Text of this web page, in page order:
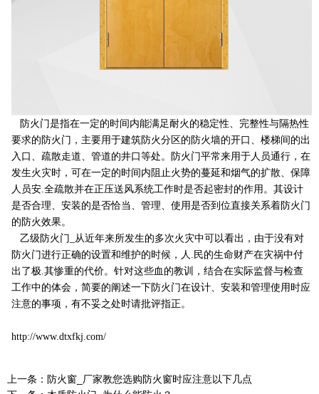
防火门是指在一定的时间内能满足耐火的稳定性、完整性与隔热性
要求的防火门，主要用于建筑防火分区的防火墙的开口、楼梯间的出
入口、疏散走道、管道的井口等处。防火门平常来用于人员通行，在
发生火灾时，可在一定的时间内阻止火势的蔓延和烟气的扩散、保障
人员安.全疏散并在正压送风系统工作时是否起密封的作用。其设计
是否合理、安装的是否恰当、管理、使用是否到位直接关系着防火门
的防火效果。
乙级防火门_从近年来所发生的多次火灾中可以看出，由于没有对
防火门进行正确的设置和维护的时候，人.民的生命财产在灾祸中付
出了极.其惨重的代价。针对这些血的教训，结合在实际监督与检查
工作中的体会，简要的阐述一下防火门在设计、安装和管理使用时应
注意的事项，有不妥之处时请批评指正。
http://www.dtxfkj.com/
上一条： 防火窗_厂家教您选购防火窗时应注意以下几点